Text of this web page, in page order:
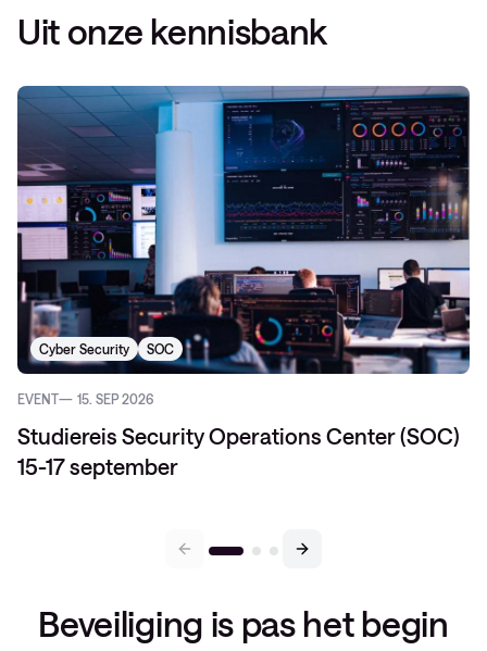
Uit onze kennisbank
Cyber Security SOC
EVENT 15. SEP 2026
Studiereis Security Operations Center (SOC)
15-17 september
Beveiliging is pas het begin